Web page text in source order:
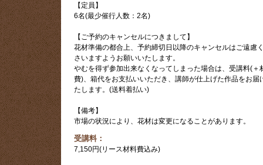
【定員】
6名(最少催行人数：2名)
【ご予約のキャンセルにつきまして】
花材準備の都合上、予約締切日以降のキャンセルはご遠慮
さいますようお願いいたします。
やむを得ず参加出来なくなってしまった場合は、受講料(＋
費)、箱代をお支払いいただき、講師が仕上げた作品をお届
たします。(送料着払い)
【備考】
市場の状況により、花材は変更になることがあります。
受講料：
7,150円(リース材料費込み)